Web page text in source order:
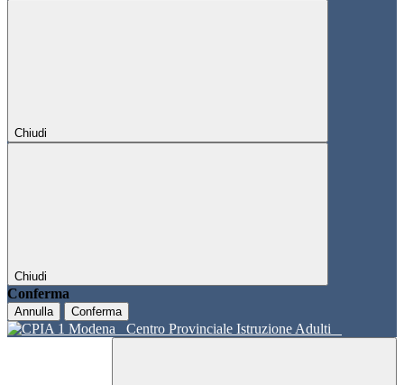
Chiudi
Chiudi
Conferma
Annulla Conferma
Centro Provinciale Istruzione Adulti